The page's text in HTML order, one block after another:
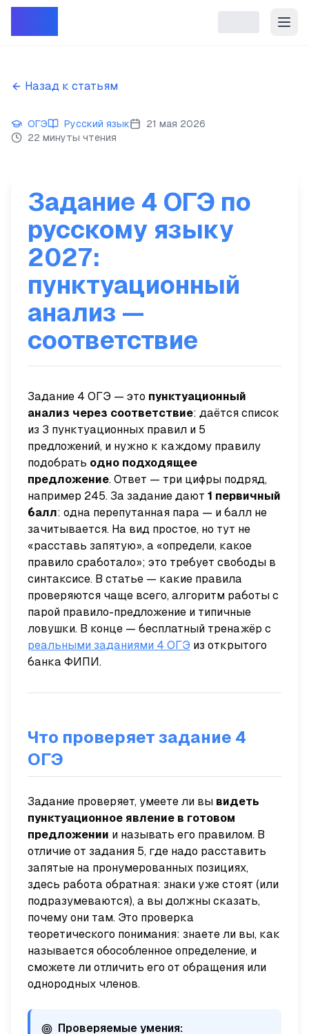
Назад к статьям
ОГЭ Русский язык
21 мая 2026
22 минуты чтения
Задание 4 ОГЭ по
русскому языку
2027:
пунктуационный
анализ —
соответствие
Задание 4 ОГЭ — это пунктуационный
анализ через соответствие: даётся список
из 3 пунктуационных правил и 5
предложений, и нужно к каждому правилу
подобрать одно подходящее
предложение. Ответ — три цифры подряд,
например 245. За задание дают 1 первичный
балл: одна перепутанная пара — и балл не
зачитывается. На вид простое, но тут не
«расставь запятую», а «определи, какое
правило сработало»; это требует свободы в
синтаксисе. В статье — какие правила
проверяются чаще всего, алгоритм работы с
парой правило-предложение и типичные
ловушки. В конце — бесплатный тренажёр с
реальными заданиями 4 ОГЭ из открытого
банка ФИПИ.
Что проверяет задание 4
ОГЭ
Задание проверяет, умеете ли вы видеть
пунктуационное явление в готовом
предложении и называть его правилом. В
отличие от задания 5, где надо расставить
запятые на пронумерованных позициях,
здесь работа обратная: знаки уже стоят (или
подразумеваются), а вы должны сказать,
почему они там. Это проверка
теоретического понимания: знаете ли вы, как
называется обособленное определение, и
сможете ли отличить его от обращения или
однородных членов.
Проверяемые умения: